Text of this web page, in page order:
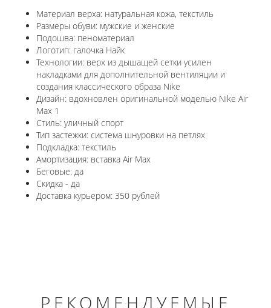
Материал верха: натуральная кожа, текстиль
Размеры обуви: мужские и женские
Подошва: пеноматериал
Логотип: галочка Найк
Технологии: верх из дышащей сетки усилен
накладками для дополнительной вентиляции и
создания классического образа Nike
Дизайн: вдохновлен оригинальной моделью Nike Air
Max 1
Стиль: уличный спорт
Тип застежки: система шнуровки на петлях
Подкладка: текстиль
Амортизация: вставка Air Max
Беговые: да
Скидка - да
Доставка курьером: 350 рублей
РЕКОМЕНДУЕМЫЕ